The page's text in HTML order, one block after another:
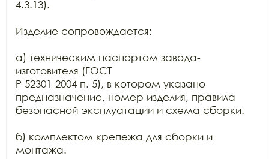
4.3.13).
Изделие сопровождается:
а) техническим паспортом завода-
изготовителя (ГОСТ
Р 52301-2004 п. 5), в котором указано
предназначение, номер изделия, правила
безопасной эксплуатации и схема сборки.
б) комплектом крепежа для сборки и
монтажа.